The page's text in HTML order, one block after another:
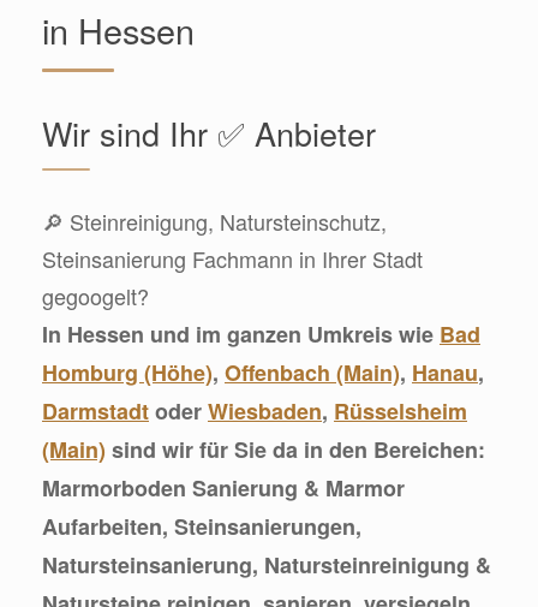
in Hessen
Wir sind Ihr ✅ Anbieter
🔎 Steinreinigung, Natursteinschutz,
Steinsanierung Fachmann in Ihrer Stadt
gegoogelt?
In Hessen und im ganzen Umkreis wie Bad
Homburg (Höhe), Offenbach (Main), Hanau,
DarmstadtoderWiesbaden, Rüsselsheim
(Main) sind wir für Sie da in den Bereichen:
Marmorboden Sanierung & Marmor
Aufarbeiten, Steinsanierungen,
Natursteinsanierung, Natursteinreinigung &